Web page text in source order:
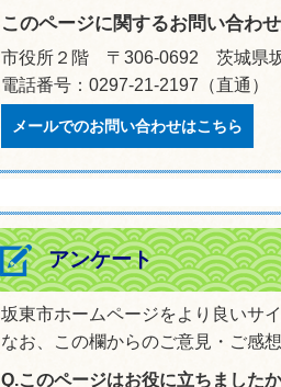
このページに関するお問い合わ
市役所２階 〒306-0692 茨城県
電話番号：0297-21-2197（直通）
メールでのお問い合わせはこちら
アンケート
坂東市ホームページをより良いサ
なお、この欄からのご意見・ご感
Q.このページはお役に立ちました